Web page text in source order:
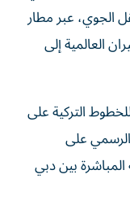
الجوي، عبر مطار
العالمية إلى
التركية على
على
بين دبي